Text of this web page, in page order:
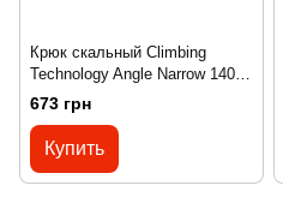
Крюк скальный Climbing
Technology Angle Narrow 140
mm black
673 грн
Купить